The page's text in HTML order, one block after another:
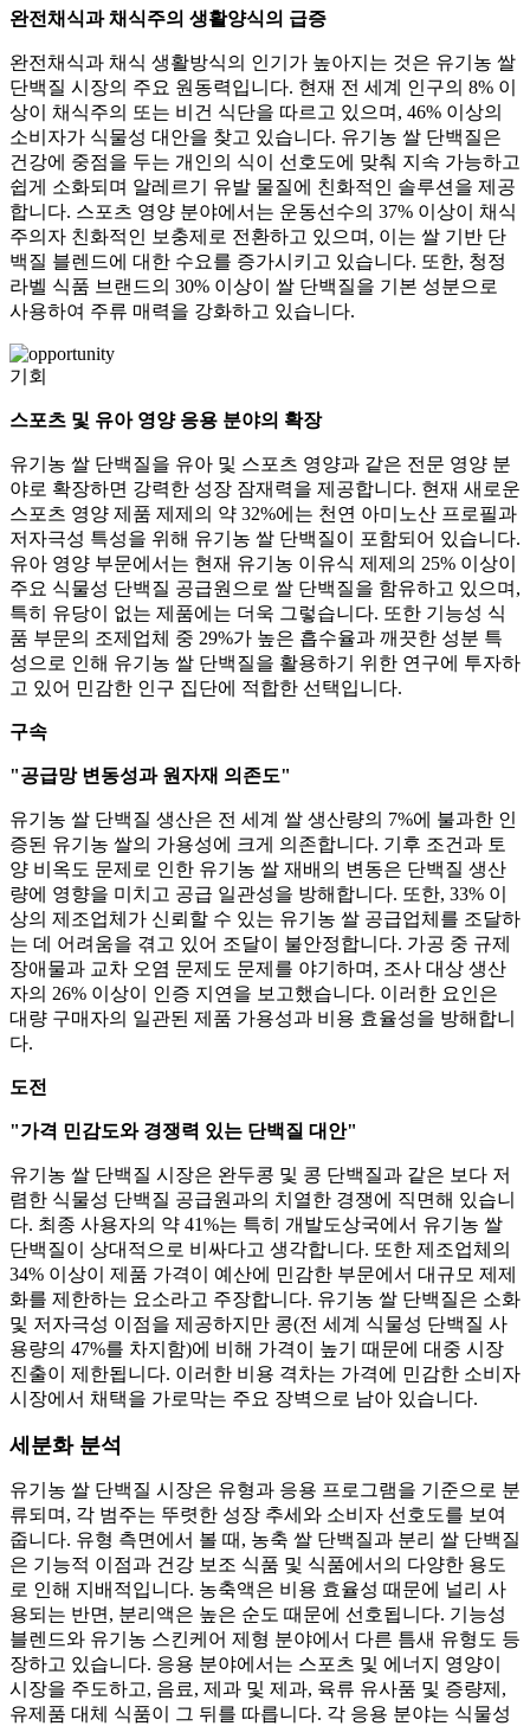
완전채식과 채식주의 생활양식의 급증
완전채식과 채식 생활방식의 인기가 높아지는 것은 유기농 쌀
단백질 시장의 주요 원동력입니다. 현재 전 세계 인구의 8% 이
상이 채식주의 또는 비건 식단을 따르고 있으며, 46% 이상의
소비자가 식물성 대안을 찾고 있습니다. 유기농 쌀 단백질은
건강에 중점을 두는 개인의 식이 선호도에 맞춰 지속 가능하고
쉽게 소화되며 알레르기 유발 물질에 친화적인 솔루션을 제공
합니다. 스포츠 영양 분야에서는 운동선수의 37% 이상이 채식
주의자 친화적인 보충제로 전환하고 있으며, 이는 쌀 기반 단
백질 블렌드에 대한 수요를 증가시키고 있습니다. 또한, 청정
라벨 식품 브랜드의 30% 이상이 쌀 단백질을 기본 성분으로
사용하여 주류 매력을 강화하고 있습니다.
기회
스포츠 및 유아 영양 응용 분야의 확장
유기농 쌀 단백질을 유아 및 스포츠 영양과 같은 전문 영양 분
야로 확장하면 강력한 성장 잠재력을 제공합니다. 현재 새로운
스포츠 영양 제품 제제의 약 32%에는 천연 아미노산 프로필과
저자극성 특성을 위해 유기농 쌀 단백질이 포함되어 있습니다.
유아 영양 부문에서는 현재 유기농 이유식 제제의 25% 이상이
주요 식물성 단백질 공급원으로 쌀 단백질을 함유하고 있으며,
특히 유당이 없는 제품에는 더욱 그렇습니다. 또한 기능성 식
품 부문의 조제업체 중 29%가 높은 흡수율과 깨끗한 성분 특
성으로 인해 유기농 쌀 단백질을 활용하기 위한 연구에 투자하
고 있어 민감한 인구 집단에 적합한 선택입니다.
구속
"공급망 변동성과 원자재 의존도"
유기농 쌀 단백질 생산은 전 세계 쌀 생산량의 7%에 불과한 인
증된 유기농 쌀의 가용성에 크게 의존합니다. 기후 조건과 토
양 비옥도 문제로 인한 유기농 쌀 재배의 변동은 단백질 생산
량에 영향을 미치고 공급 일관성을 방해합니다. 또한, 33% 이
상의 제조업체가 신뢰할 수 있는 유기농 쌀 공급업체를 조달하
는 데 어려움을 겪고 있어 조달이 불안정합니다. 가공 중 규제
장애물과 교차 오염 문제도 문제를 야기하며, 조사 대상 생산
자의 26% 이상이 인증 지연을 보고했습니다. 이러한 요인은
대량 구매자의 일관된 제품 가용성과 비용 효율성을 방해합니
다.
도전
"가격 민감도와 경쟁력 있는 단백질 대안"
유기농 쌀 단백질 시장은 완두콩 및 콩 단백질과 같은 보다 저
렴한 식물성 단백질 공급원과의 치열한 경쟁에 직면해 있습니
다. 최종 사용자의 약 41%는 특히 개발도상국에서 유기농 쌀
단백질이 상대적으로 비싸다고 생각합니다. 또한 제조업체의
34% 이상이 제품 가격이 예산에 민감한 부문에서 대규모 제제
화를 제한하는 요소라고 주장합니다. 유기농 쌀 단백질은 소화
및 저자극성 이점을 제공하지만 콩(전 세계 식물성 단백질 사
용량의 47%를 차지함)에 비해 가격이 높기 때문에 대중 시장
진출이 제한됩니다. 이러한 비용 격차는 가격에 민감한 소비자
시장에서 채택을 가로막는 주요 장벽으로 남아 있습니다.
세분화 분석
유기농 쌀 단백질 시장은 유형과 응용 프로그램을 기준으로 분
류되며, 각 범주는 뚜렷한 성장 추세와 소비자 선호도를 보여
줍니다. 유형 측면에서 볼 때, 농축 쌀 단백질과 분리 쌀 단백질
은 기능적 이점과 건강 보조 식품 및 식품에서의 다양한 용도
로 인해 지배적입니다. 농축액은 비용 효율성 때문에 널리 사
용되는 반면, 분리액은 높은 순도 때문에 선호됩니다. 기능성
블렌드와 유기농 스킨케어 제형 분야에서 다른 틈새 유형도 등
장하고 있습니다. 응용 분야에서는 스포츠 및 에너지 영양이
시장을 주도하고, 음료, 제과 및 제과, 육류 유사품 및 증량제,
유제품 대체 식품이 그 뒤를 따릅니다. 각 응용 분야는 식물성